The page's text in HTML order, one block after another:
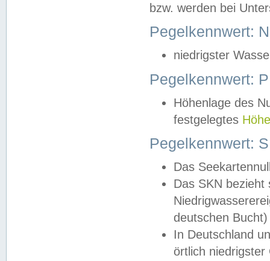
bzw. werden bei
Pegelkennwert:
niedrigster
Pegelkennwert:
Höhenlage des
festgelegtes
Pegelkennwert:
Das
Das SKN
deutschen
In Deutschland
örtlich